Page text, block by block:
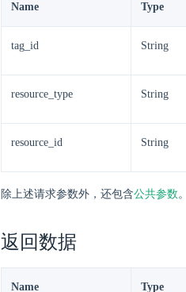
Name Type
tag_id String
resource_type String
resource_id String
除上述请求参数外，还包含公共参数。
返回数据
Name Type